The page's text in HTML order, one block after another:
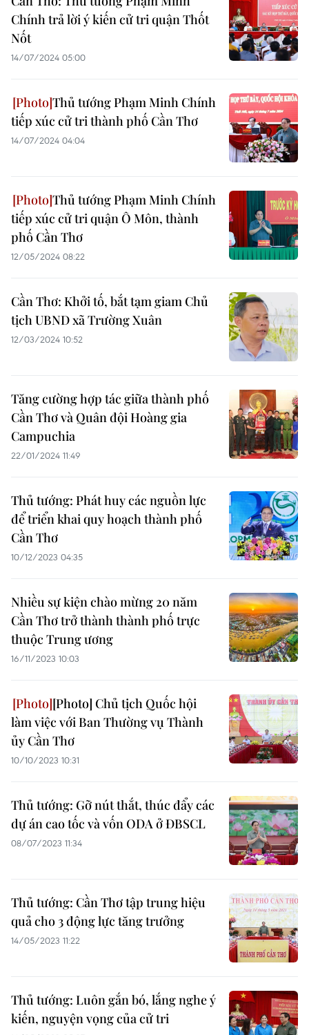
Chính trả lời ý kiến cử tri quận Thốt
Nốt
14/07/2024 05:00
Thủ tướng Phạm Minh Chính
tiếp xúc cử tri thành phố Cần Thơ
14/07/2024 04:04
Thủ tướng Phạm Minh Chính
tiếp xúc cử tri quận Ô Môn, thành
phố Cần Thơ
12/05/2024 08:22
Cần Thơ: Khởi tố, bắt tạm giam Chủ
tịch UBND xã Trường Xuân
12/03/2024 10:52
Tăng cường hợp tác giữa thành phố
Cần Thơ và Quân đội Hoàng gia
Campuchia
22/01/2024 11:49
Thủ tướng: Phát huy các nguồn lực
để triển khai quy hoạch thành phố
Cần Thơ
10/12/2023 04:35
Nhiều sự kiện chào mừng 20 năm
Cần Thơ trở thành thành phố trực
thuộc Trung ương
16/11/2023 10:03
[Photo] Chủ tịch Quốc hội
làm việc với Ban Thường vụ Thành
ủy Cần Thơ
10/10/2023 10:31
Thủ tướng: Gỡ nút thắt, thúc đẩy các
dự án cao tốc và vốn ODA ở ĐBSCL
08/07/2023 11:34
Thủ tướng: Cần Thơ tập trung hiệu
quả cho 3 động lực tăng trưởng
14/05/2023 11:22
Thủ tướng: Luôn gắn bó, lắng nghe ý
kiến, nguyện vọng của cử tri